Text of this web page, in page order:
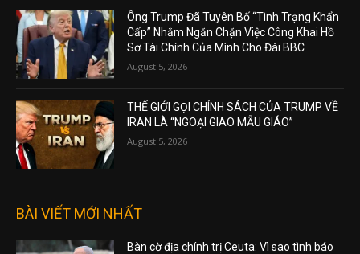
Ông Trump Đã Tuyên Bố “Tình Trạng Khẩn
Cấp” Nhằm Ngăn Chặn Việc Công Khai Hồ
Sơ Tài Chính Của Mình Cho Đài BBC
August 5, 2026
THẾ GIỚI GỌI CHÍNH SÁCH CỦA TRUMP VỀ
IRAN LÀ “NGOẠI GIAO MẪU GIÁO”
August 5, 2026
BÀI VIẾT MỚI NHẤT
Bàn cờ địa chính trị Ceuta: Vì sao tình báo